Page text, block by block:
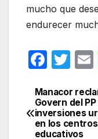
mucho que
endurecer
F
c
e
b
T
itt
er
de
Manacor
Govern del PP
inversiones
en los centros
educativos